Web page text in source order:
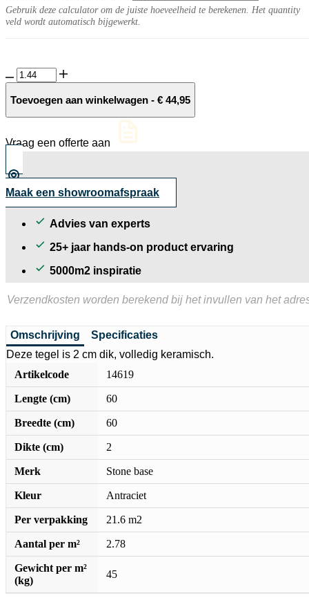
Gebruik deze calculator om de juiste hoeveelheid te berekenen. Het quantity
veld wordt automatisch bijgewerkt.
Sevilia
Parma
60x60x2
Toevoegen aan winkelwagen - € 44,95
Vraag een offerte aan
Maak een showroomafspraak
Advies van experts
25+ jaar hands-on product ervaring
5000m2 inspiratie
Verzendkosten worden berekend bij het invullen van het
Omschrijving
Specificaties
Deze tegel is 2 cm dik, volledig keramisch.
Artikelcode
14619
Lengte (cm) 60
Breedte (cm) 60
Dikte (cm) 2
Merk Stone base
Kleur Antraciet
Per verpakking 21.6 m2
Aantal per m² 2.78
Gewicht per m²
(kg)
45